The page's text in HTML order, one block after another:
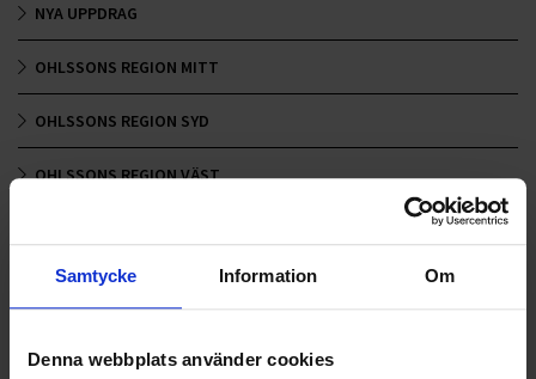
Samtycke Information Om
Denna webbplats använder cookies
NYA UPPDRAG
OHLSSONS REGION MITT
OHLSSONS REGION SYD
OHLSSONS REGION VÄST
RENHÅLLNING